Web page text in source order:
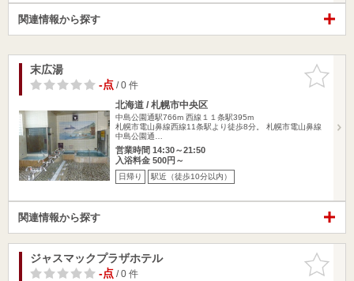
関連情報から探す
お気に入
りに追加
末広湯
-点/ 0 件
北海道 / 札幌市中央区
中島公園通駅766m 西線１１条駅395m
札幌市電山鼻線西線11条駅より徒歩8分。 札幌市電山鼻線
中島公園通…
営業時間 14:30～21:50
入浴料金 500円～
日帰り 駅近（徒歩10分以内）
関連情報から探す
お気に入
りに追加
ジャスマックプラザホテル
-点/ 0 件